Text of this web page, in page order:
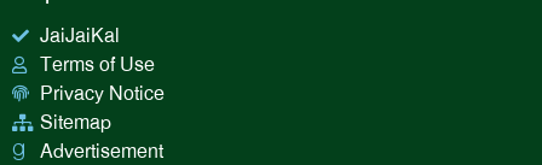
JaiJaiKal
Terms of Use
Privacy Notice
Sitemap
Advertisement